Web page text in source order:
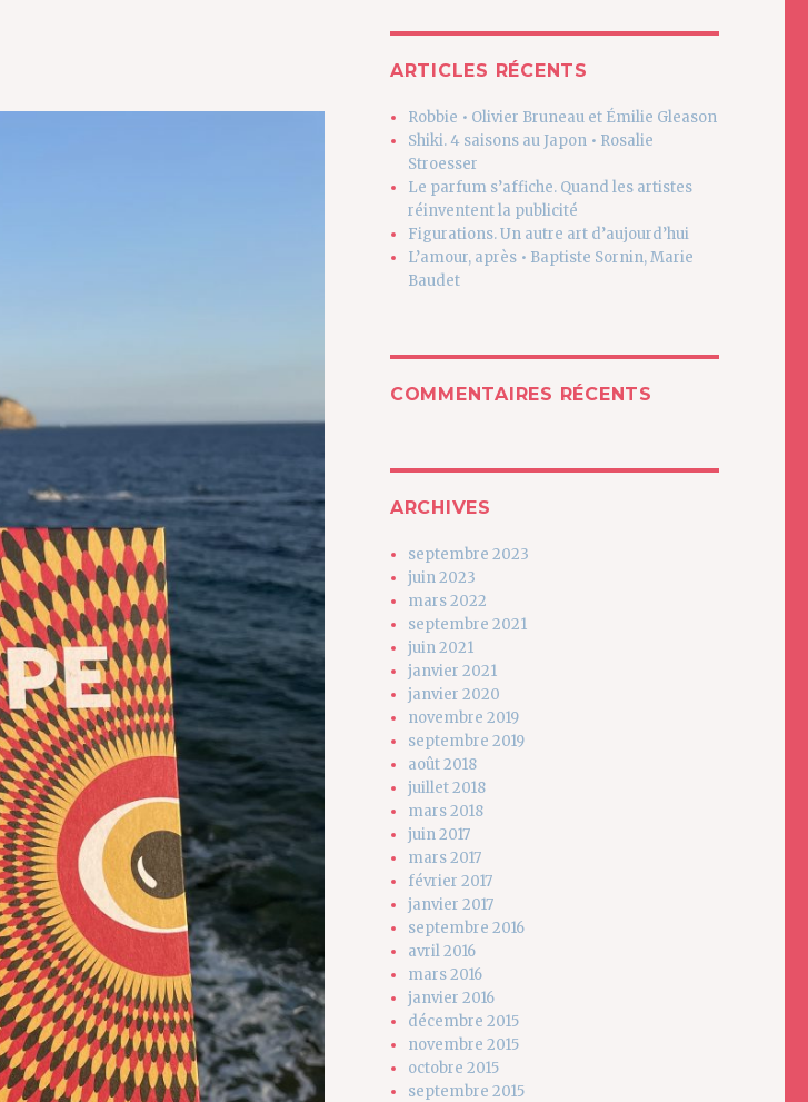
ARTICLES RÉCENTS
Robbie • Olivier Bruneau et Émilie Gleason
Shiki. 4 saisons au Japon • Rosalie
Stroesser
Le parfum s’affiche. Quand les artistes
réinventent la publicité
Figurations. Un autre art d’aujourd’hui
L’amour, après • Baptiste Sornin, Marie
Baudet
COMMENTAIRES RÉCENTS
ARCHIVES
septembre 2023
juin 2023
mars 2022
septembre 2021
juin 2021
janvier 2021
janvier 2020
novembre 2019
septembre 2019
août 2018
juillet 2018
mars 2018
juin 2017
mars 2017
février 2017
janvier 2017
septembre 2016
avril 2016
mars 2016
janvier 2016
décembre 2015
novembre 2015
octobre 2015
septembre 2015